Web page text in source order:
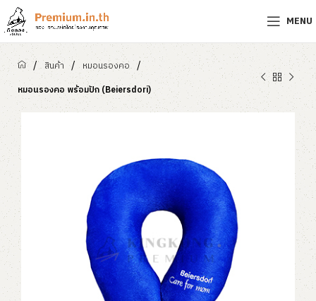
MENU
/ สินค้า / หมอนรองคอ /
หมอนรองคอ พร้อมปัก (Beiersdori)